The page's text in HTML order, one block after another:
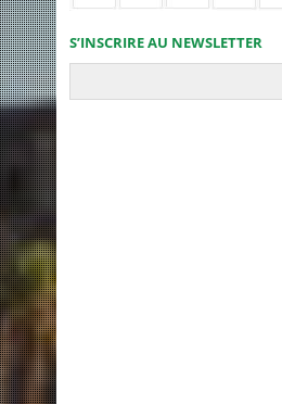
S’INSCRIRE AU NEWSLETTER